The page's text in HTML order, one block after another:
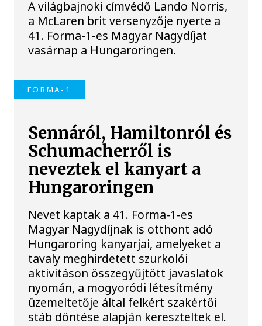
A világbajnoki címvédő Lando Norris,
a McLaren brit versenyzője nyerte a
41. Forma-1-es Magyar Nagydíjat
vasárnap a Hungaroringen.
FORMA-1
Sennáról, Hamiltonról és
Schumacherről is
neveztek el kanyart a
Hungaroringen
Nevet kaptak a 41. Forma-1-es
Magyar Nagydíjnak is otthont adó
Hungaroring kanyarjai, amelyeket a
tavaly meghirdetett szurkolói
aktivitáson összegyűjtött javaslatok
nyomán, a mogyoródi létesítmény
üzemeltetője által felkért szakértői
stáb döntése alapján kereszteltek el.